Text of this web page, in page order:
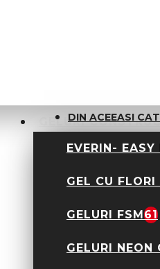
GELURI
EVERIN-
GEL CU
GELURI FSM61
GELURI NEON
DIN ACEEASI
Sticker decor unghii